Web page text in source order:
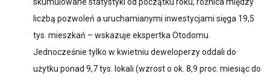
liczbą pozwoleń a uruchamianymi inwestycjami sięga 19,5
tys. mieszkań – wskazuje ekspertka Otodomu.
Jednocześnie tylko w kwietniu deweloperzy oddali do
użytku ponad 9,7 tys. lokali (wzrost o ok. 8,9 proc. miesiąc do